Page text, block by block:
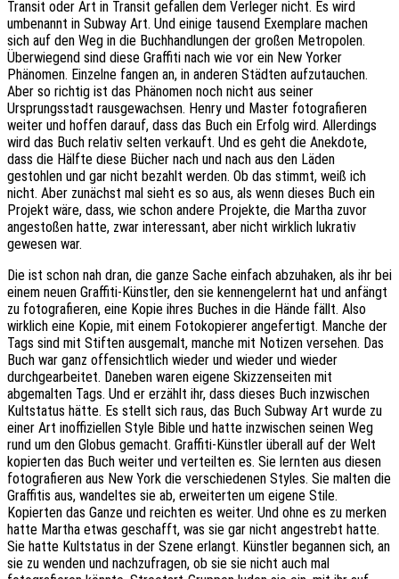
Transit oder Art in Transit gefallen dem Verleger nicht. Es wird
umbenannt in Subway Art. Und einige tausend Exemplare machen
sich auf den Weg in die Buchhandlungen der großen Metropolen.
Überwiegend sind diese Graffiti nach wie vor ein New Yorker
Phänomen. Einzelne fangen an, in anderen Städten aufzutauchen.
Aber so richtig ist das Phänomen noch nicht aus seiner
Ursprungsstadt rausgewachsen. Henry und Master fotografieren
weiter und hoffen darauf, dass das Buch ein Erfolg wird. Allerdings
wird das Buch relativ selten verkauft. Und es geht die Anekdote,
dass die Hälfte diese Bücher nach und nach aus den Läden
gestohlen und gar nicht bezahlt werden. Ob das stimmt, weiß ich
nicht. Aber zunächst mal sieht es so aus, als wenn dieses Buch ein
Projekt wäre, dass, wie schon andere Projekte, die Martha zuvor
angestoßen hatte, zwar interessant, aber nicht wirklich lukrativ
gewesen war.
Die ist schon nah dran, die ganze Sache einfach abzuhaken, als ihr bei
einem neuen Graffiti-Künstler, den sie kennengelernt hat und anfängt
zu fotografieren, eine Kopie ihres Buches in die Hände fällt. Also
wirklich eine Kopie, mit einem Fotokopierer angefertigt. Manche der
Tags sind mit Stiften ausgemalt, manche mit Notizen versehen. Das
Buch war ganz offensichtlich wieder und wieder und wieder
durchgearbeitet. Daneben waren eigene Skizzenseiten mit
abgemalten Tags. Und er erzählt ihr, dass dieses Buch inzwischen
Kultstatus hätte. Es stellt sich raus, das Buch Subway Art wurde zu
einer Art inoffiziellen Style Bible und hatte inzwischen seinen Weg
rund um den Globus gemacht. Graffiti-Künstler überall auf der Welt
kopierten das Buch weiter und verteilten es. Sie lernten aus diesen
fotografieren aus New York die verschiedenen Styles. Sie malten die
Graffitis aus, wandeltes sie ab, erweiterten um eigene Stile.
Kopierten das Ganze und reichten es weiter. Und ohne es zu merken
hatte Martha etwas geschafft, was sie gar nicht angestrebt hatte.
Sie hatte Kultstatus in der Szene erlangt. Künstler begannen sich, an
sie zu wenden und nachzufragen, ob sie sie nicht auch mal